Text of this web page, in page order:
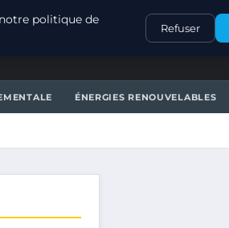
ÉNERGIES RENOUVELABLES
politique de
Refuser